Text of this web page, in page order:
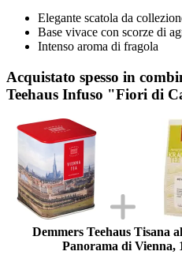
Elegante scatola da
Base vivace con scorze di
Intenso aroma di fragola
Acquistato spesso in
Teehaus Infuso "Fiori di
Demmers Teehaus Tisana
Panorama di Vienna,